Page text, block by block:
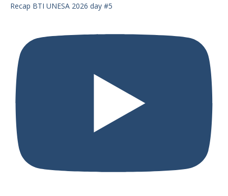
Recap BTI UNESA 2026 day #5